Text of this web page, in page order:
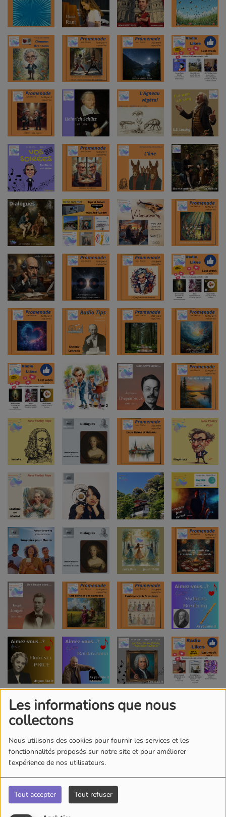
Les informations que nous
collectons
Nous utilisons des cookies pour fournir les services et les
fonctionnalités proposés sur notre site et pour améliorer
l'expérience de nos utilisateurs.
Tout accepter Tout refuser